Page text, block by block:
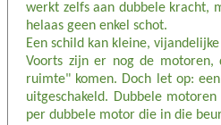
werkt zelfs aan dubbele kracht,
helaas geen enkel schot.
Een schild kan kleine,
Voorts zijn er nog de motoren,
ruimte" komen. Doch let op:
uitgeschakeld. Dubbele
per dubbele motor die in die